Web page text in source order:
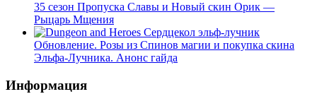
35 сезон Пропуска Славы и Новый скин Орик —
Рыцарь Мщения
Обновление. Розы из Спинов магии и покупка скина
Эльфа-Лучника. Анонс гайда
Информация